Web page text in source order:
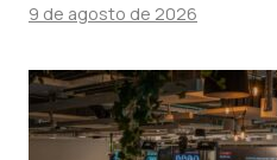
9 de agosto de 2026